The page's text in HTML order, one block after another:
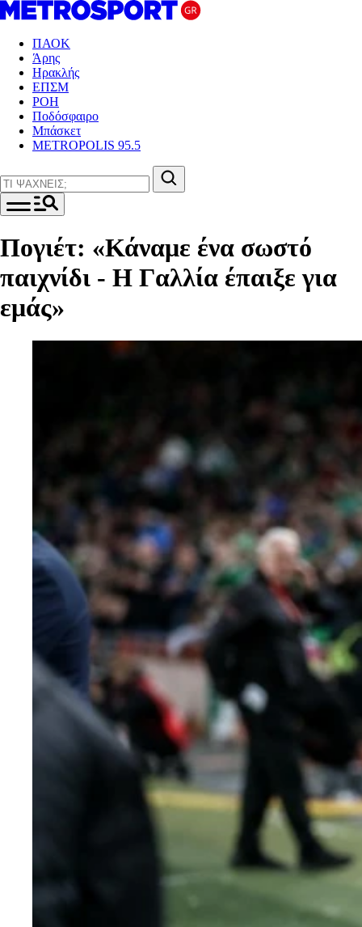
ΠΑΟΚ
Άρης
Ηρακλής
ΕΠΣΜ
ΡΟΗ
Ποδόσφαιρο
Μπάσκετ
METROPOLIS 95.5
Πογιέτ: «Κάναμε ένα σωστό
παιχνίδι - Η Γαλλία έπαιξε για
εμάς»